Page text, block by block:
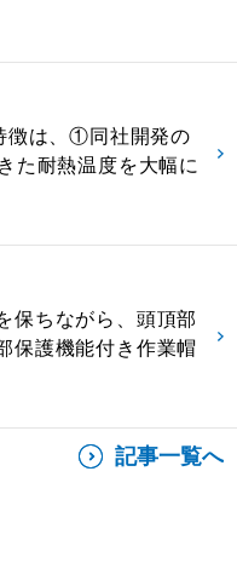
徴は、①同社開発の
た耐熱温度を大幅に
保ちながら、頭頂部
保護機能付き作業帽
記事一覧へ